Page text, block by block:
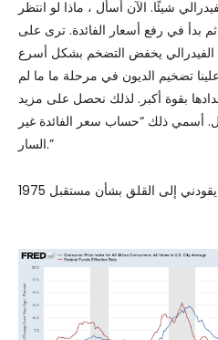
شيئًا. الآن أسأل ، ماذا لو انتظر
ثم بدأ في رفع أسعار الفائدة. ترى على
الفيدرالي يخفض التضخم بشكل أسرع
تضخيم الديون في مرحلة ما ما لم
بقوة أكبر. لذلك نحصل على مزيد
أسمي ذلك “حساب سعر الفائدة غير
السار.”